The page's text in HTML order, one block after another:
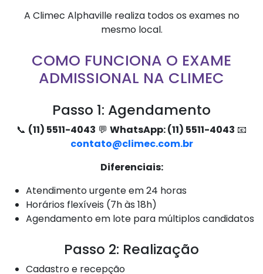
A Climec Alphaville realiza todos os exames no
mesmo local.
COMO FUNCIONA O EXAME
ADMISSIONAL NA CLIMEC
Passo 1: Agendamento
📞 (11) 5511-4043 💬 WhatsApp: (11) 5511-4043 📧
contato@climec.com.br
Diferenciais:
Atendimento urgente em 24 horas
Horários flexíveis (7h às 18h)
Agendamento em lote para múltiplos candidatos
Passo 2: Realização
Cadastro e recepção